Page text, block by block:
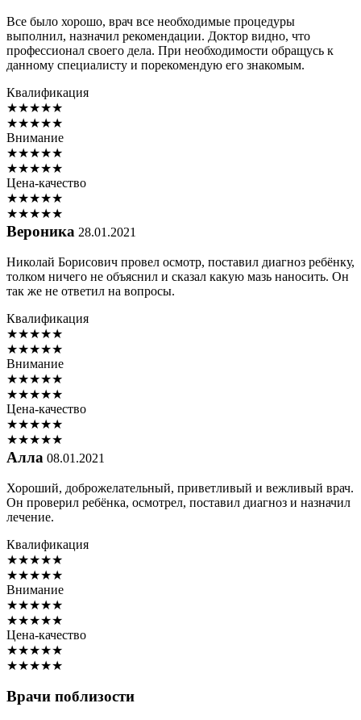
Все было хорошо, врач все необходимые процедуры
выполнил, назначил рекомендации. Доктор видно, что
профессионал своего дела. При необходимости обращусь к
данному специалисту и порекомендую его знакомым.
Квалификация
★★★★★
★★★★★
Внимание
★★★★★
★★★★★
Цена-качество
★★★★★
★★★★★
Вероника 28.01.2021
Николай Борисович провел осмотр, поставил диагноз ребёнку,
толком ничего не объяснил и сказал какую мазь наносить. Он
так же не ответил на вопросы.
Квалификация
★★★★★
★★★★★
Внимание
★★★★★
★★★★★
Цена-качество
★★★★★
★★★★★
Алла 08.01.2021
Хороший, доброжелательный, приветливый и вежливый врач.
Он проверил ребёнка, осмотрел, поставил диагноз и назначил
лечение.
Квалификация
★★★★★
★★★★★
Внимание
★★★★★
★★★★★
Цена-качество
★★★★★
★★★★★
Врачи поблизости